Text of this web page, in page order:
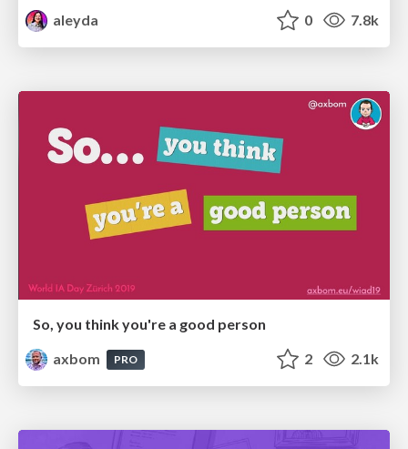
aleyda
0 7.8k
So, you think you're a good person
axbom
PRO 2 2.1k